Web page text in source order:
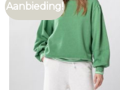
Aanbieding!